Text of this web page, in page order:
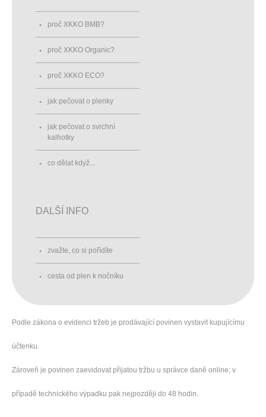
proč XKKO BMB?
proč XKKO Organic?
proč XKKO ECO?
jak pečovat o plenky
jak pečovat o svrchní
kalhotky
co dělat když...
DALŠÍ INFO
zvažte, co si pořídíte
cesta od plen k nočníku
Podle zákona o evidenci tržeb je prodávající povinen vystavit kupujícímu
účtenku.
Zároveň je povinen zaevidovat přijatou tržbu u správce daně online; v
případě technického výpadku pak nejpozději do 48 hodin.